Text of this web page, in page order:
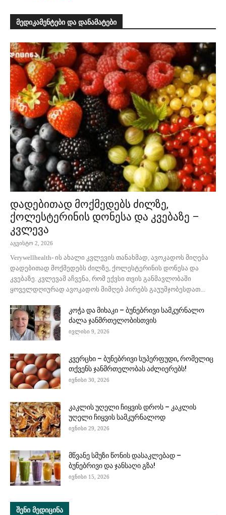
მედიკამენტები და დანამატები
დადებითად მოქმედებს ძილზე,
ქოლესტერინის დონესა და კვებაზე –
კვლევა
აგვისტო 2, 2026
Verywellhealth- ის ახალი კვლევის თანახმად, ავოკადოს მიღება
დადებითად მოქმედებს ძილზე, ქოლესტერინის დონესა და
კვებაზე. კვლევამ აჩვენა, რომ ექვსი თვის განმავლობაში
ყოველდღიურად ავოკადოს მიმღებ პირებს გაუუმჯობესდათ...
კოჭა და მიხაკი – ბუნებრივი სამკურნალო
ძალა ჯანმრთელობისთვის
ივლისი 9, 2026
კვერცხი – ბუნებრივი სუპერფუდი, რომელიც
თქვენს ჯანმრთელობას აძლიერებს!
ივნისი 30, 2026
კაკლის უღელი ჩიყვის დროს – კაკლის
უღელი ჩიყვის სამკურნალოდ
ივნისი 29, 2026
მწვანე სმუზი წონის დასაკლებად –
ბუნებრივი და ჯანსაღი გზა!
ივნისი 15, 2026
ᲨᲔᲜᲘ ᲛᲔᲓᲘᲪᲘᲜᲐ